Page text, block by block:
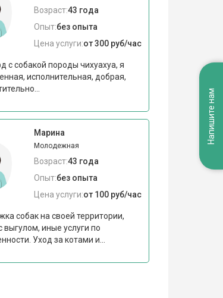
Возраст:43 года
Опыт:без опыта
Цена услуги:от 300 руб/час
с собакой породы чихуахуа, я
исполнительная, добрая,
Марина
Молодежная
Возраст:43 года
Опыт:без опыта
Цена услуги:от 100 руб/час
собак на своей территории,
иные услуги по
Уход за котами и...
Напишите нам